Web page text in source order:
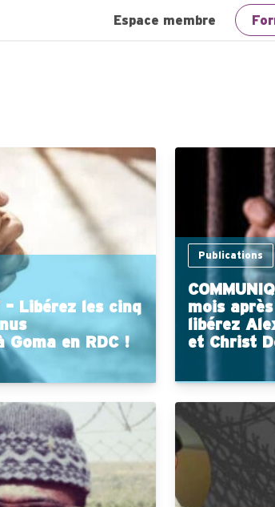
Espace membre
– Libérez les cinq
en RDC !
Publications
mois
libérez
et Christ